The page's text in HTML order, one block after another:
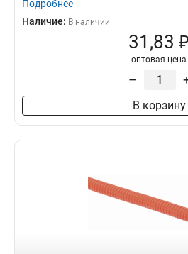
Подробнее
Наличие: В наличии
31,83 ₽
оптовая цена
–
В корзину